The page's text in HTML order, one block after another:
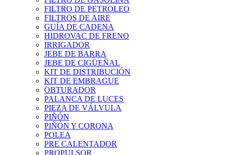
FILTRO DE PETROLEO
FILTROS DE AIRE
GUÍA DE CADENA
HIDROVAC DE FRENO
IRRIGADOR
JEBE DE BARRA
JEBE DE CIGÜEÑAL
KIT DE DISTRIBUCIÓN
KIT DE EMBRAGUE
OBTURADOR
PALANCA DE LUCES
PIEZA DE VÁLVULA
PIÑÓN
PIÑÓN Y CORONA
POLEA
PRE CALENTADOR
PROPULSOR